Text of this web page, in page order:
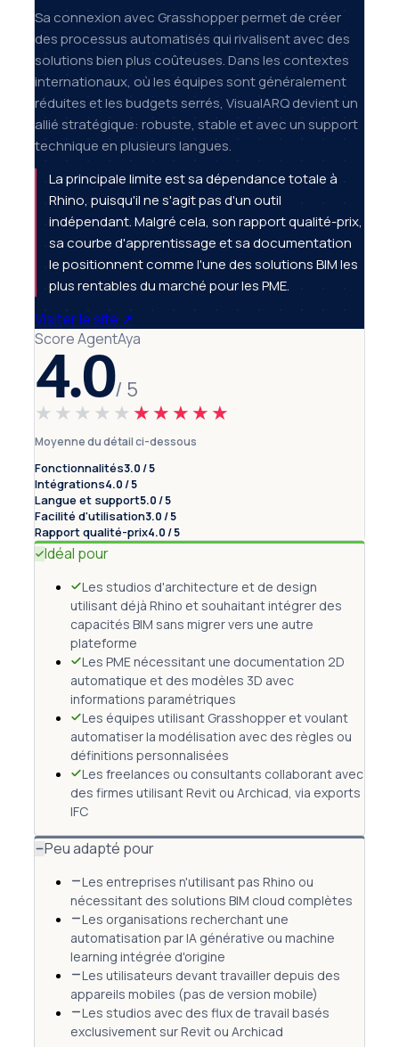
Sa connexion avec Grasshopper permet de créer
des processus automatisés qui rivalisent avec des
solutions bien plus coûteuses. Dans les contextes
internationaux, où les équipes sont généralement
réduites et les budgets serrés, VisualARQ devient un
allié stratégique: robuste, stable et avec un support
technique en plusieurs langues.
La principale limite est sa dépendance totale à
Rhino, puisqu'il ne s'agit pas d'un outil
indépendant. Malgré cela, son rapport qualité-prix,
sa courbe d'apprentissage et sa documentation
le positionnent comme l'une des solutions BIM les
plus rentables du marché pour les PME.
Visiter le site ↗
Score AgentAya
4.0/ 5
★★★★★ ★★★★★
Moyenne du détail ci-dessous
Fonctionnalités3.0 / 5
Intégrations4.0 / 5
Langue et support5.0 / 5
Facilité d'utilisation3.0 / 5
Rapport qualité-prix4.0 / 5
Idéal pour
Les studios d'architecture et de design
utilisant déjà Rhino et souhaitant intégrer des
capacités BIM sans migrer vers une autre
plateforme
Les PME nécessitant une documentation 2D
automatique et des modèles 3D avec
informations paramétriques
Les équipes utilisant Grasshopper et voulant
automatiser la modélisation avec des règles ou
définitions personnalisées
Les freelances ou consultants collaborant avec
des firmes utilisant Revit ou Archicad, via exports
IFC
Peu adapté pour
Les entreprises n'utilisant pas Rhino ou
nécessitant des solutions BIM cloud complètes
Les organisations recherchant une
automatisation par IA générative ou machine
learning intégrée d'origine
Les utilisateurs devant travailler depuis des
appareils mobiles (pas de version mobile)
Les studios avec des flux de travail basés
exclusivement sur Revit ou Archicad